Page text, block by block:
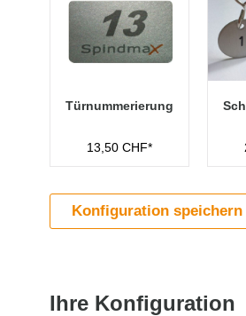
Türnummerierung
13,50 CHF*
Konfiguration speichern
Ihre Konfiguration